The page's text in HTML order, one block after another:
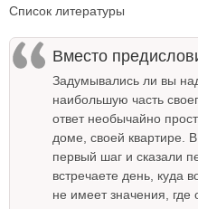
Список литературы
Вместо
Задумывались ли вы
наибольшую часть
ответ необычайно
доме, своей квартире.
первый шаг и сказали
встречаете день, куда
не имеет значения, где